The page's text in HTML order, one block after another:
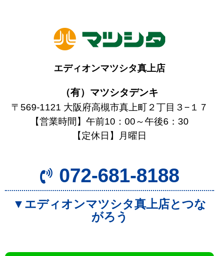
エディオンマツシタ真上店
（有）マツシタデンキ
〒569-1121 大阪府高槻市真上町２丁目３−１７
【営業時間】午前10：00～午後6：30
【定休日】月曜日
072-681-8188
▼エディオンマツシタ真上店とつな
がろう